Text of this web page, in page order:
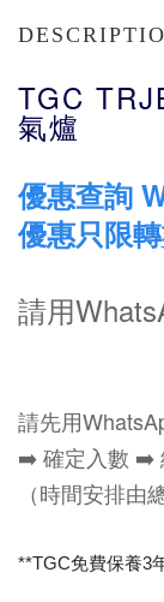
TGC
氣爐
優惠查詢
優惠只限
請用
請先用
➡️ 確定入數 ➡️
（時間安排由
**TGC免費保養3